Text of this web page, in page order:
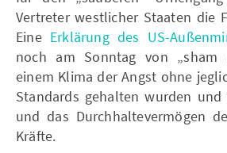
Vertreter westlicher Staaten die
Eine Erklärung des US-
noch am Sonntag von „sham
einem Klima der Angst ohne
Standards gehalten wurden
und das Durchhaltevermögen
Kräfte.